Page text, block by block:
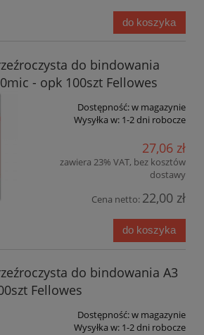
do koszyka
do bindowania
- opk 100szt Fellowes
Dostępność:w magazynie
Wysyłka w: 1-2 dni robocze
27,06 zł
zawiera 23% VAT, bez kosztów
dostawy
Cena netto: 22,00 zł
do koszyka
do bindowania A3
Fellowes
Dostępność:w magazynie
Wysyłka w: 1-2 dni robocze